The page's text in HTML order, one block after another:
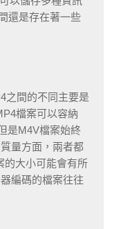
還是存在著一些
之間的不同主要是
檔案可以容納
是M4V檔案始終
量方面，兩者都
的大小可能會有所
編碼的檔案往往